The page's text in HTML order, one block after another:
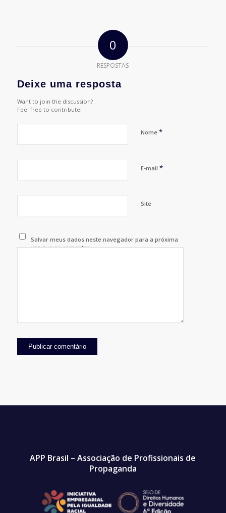
0
RESPOSTAS
Deixe uma resposta
Want to join the discussion?
Feel free to contribute!
Nome *
E-mail *
Site
Salvar meus dados neste navegador para a próxima
vez que eu comentar.
APP Brasil – Associação de Profissionais de
Propaganda